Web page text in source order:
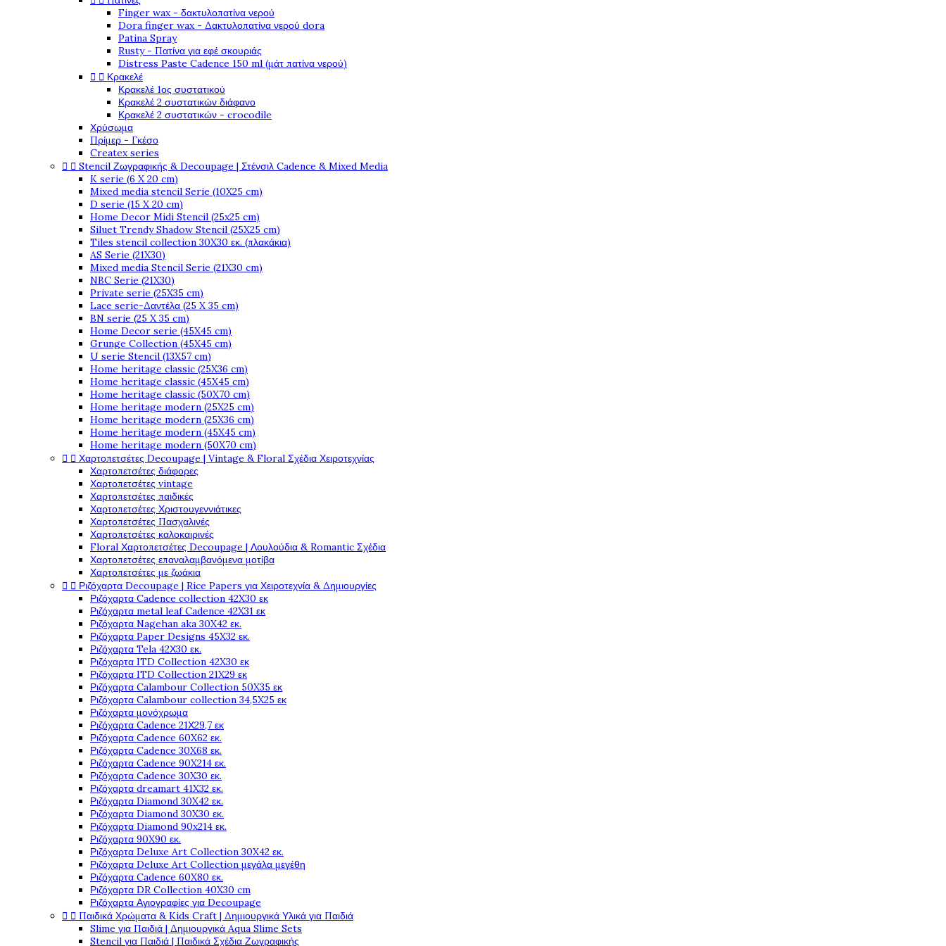
Finger wax - δακτυλοπατίνα νερού
Dora finger wax - Δακτυλοπατίνα νερού dora
Patina Spray
Rusty - Πατίνα για εφέ σκουριάς
Distress Paste Cadence 150 ml (μάτ πατίνα νερού)
  Κρακελέ
Κρακελέ 1ος συστατικού
Κρακελέ 2 συστατικών διάφανο
Κρακελέ 2 συστατικών - crocodile
Χρύσωμα
Πρίμερ - Γκέσο
Createx series
  Stencil Ζωγραφικής & Decoupage | Στένσιλ Cadence & Mixed Media
K serie (6 X 20 cm)
Mixed media stencil Serie (10X25 cm)
D serie (15 X 20 cm)
Home Decor Midi Stencil (25x25 cm)
Siluet Trendy Shadow Stencil (25X25 cm)
Tiles stencil collection 30X30 εκ. (πλακάκια)
AS Serie (21X30)
Mixed media Stencil Serie (21X30 cm)
NBC Serie (21X30)
Private serie (25X35 cm)
Lace serie-Δαντέλα (25 X 35 cm)
BN serie (25 X 35 cm)
Home Decor serie (45X45 cm)
Grunge Collection (45X45 cm)
U serie Stencil (13X57 cm)
Home heritage classic (25X36 cm)
Home heritage classic (45X45 cm)
Home heritage classic (50X70 cm)
Home heritage modern (25X25 cm)
Home heritage modern (25X36 cm)
Home heritage modern (45X45 cm)
Home heritage modern (50X70 cm)
  Χαρτοπετσέτες Decoupage | Vintage & Floral Σχέδια Χειροτεχνίας
Χαρτοπετσέτες διάφορες
Χαρτοπετσέτες vintage
Χαρτοπετσέτες παιδικές
Χαρτοπετσέτες Χριστουγεννιάτικες
Χαρτοπετσέτες Πασχαλινές
Χαρτοπετσέτες καλοκαιρινές
Floral Χαρτοπετσέτες Decoupage | Λουλούδια & Romantic Σχέδια
Χαρτοπετσέτες επαναλαμβανόμενα μοτίβα
Χαρτοπετσέτες με ζωάκια
  Ριζόχαρτα Decoupage | Rice Papers για Χειροτεχνία & Δημιουργίες
Ριζόχαρτα Cadence collection 42X30 εκ
Ριζόχαρτα metal leaf Cadence 42X31 εκ
Ριζόχαρτα Nagehan aka 30X42 εκ.
Ριζόχαρτα Paper Designs 45X32 εκ.
Ριζόχαρτα Tela 42Χ30 εκ.
Ριζόχαρτα ITD Collection 42X30 εκ
Ριζόχαρτα ITD Collection 21X29 εκ
Ριζόχαρτα Calambour Collection 50X35 εκ
Ριζόχαρτα Calambour collection 34,5X25 εκ
Ριζόχαρτα μονόχρωμα
Ριζόχαρτα Cadence 21Χ29,7 εκ
Ριζόχαρτα Cadence 60X62 εκ.
Ριζόχαρτα Cadence 30X68 εκ.
Ριζόχαρτα Cadence 90X214 εκ.
Ριζόχαρτα Cadence 30X30 εκ.
Ριζόχαρτα dreamart 41X32 εκ.
Ριζόχαρτα Diamond 30X42 εκ.
Ριζόχαρτα Diamond 30X30 εκ.
Ριζόχαρτα Diamond 90x214 εκ.
Ριζόχαρτα 90X90 εκ.
Ριζόχαρτα Deluxe Art Collection 30X42 εκ.
Ριζόχαρτα Deluxe Art Collection μεγάλα μεγέθη
Ριζόχαρτα Cadence 60X80 εκ.
Ριζόχαρτα DR Collection 40X30 cm
Ριζόχαρτα Αγιογραφίες για Decoupage
  Παιδικά Χρώματα & Kids Craft | Δημιουργικά Υλικά για Παιδιά
Slime για Παιδιά | Δημιουργικά Aqua Slime Sets
Stencil για Παιδιά | Παιδικά Σχέδια Ζωγραφικής